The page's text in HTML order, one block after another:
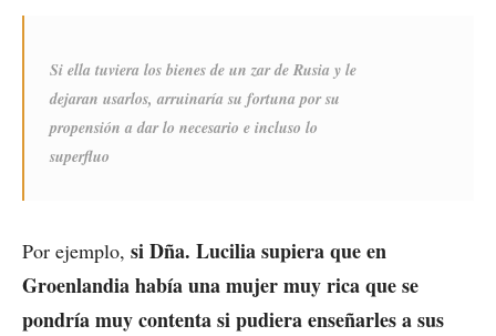
Si ella tuviera los bienes de un zar de Rusia y le
dejaran usarlos, arruinaría su fortuna por su
propensión a dar lo necesario e incluso lo
superfluo
Por ejemplo, si Dña. Lucilia supiera que en
Groenlandia había una mujer muy rica que se
pondría muy contenta si pudiera enseñarles a sus